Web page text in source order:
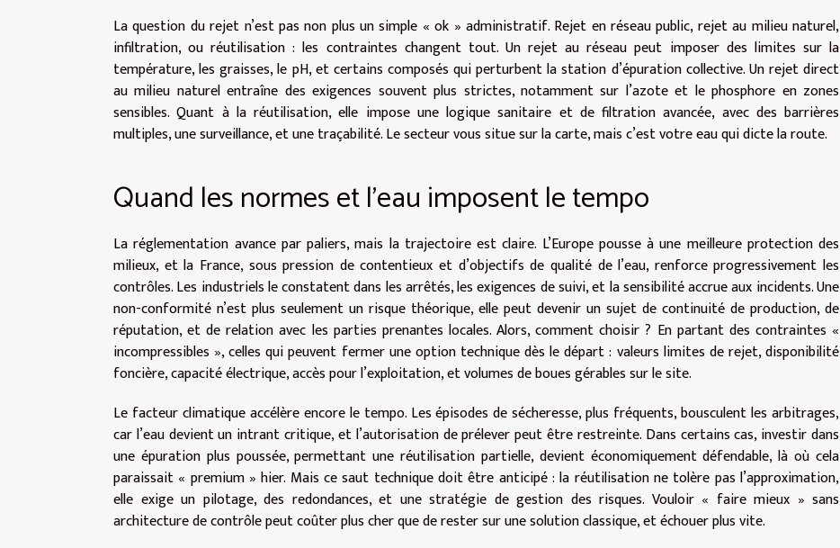
La question du rejet n’est pas non plus un simple « ok » administratif. Rejet en réseau public, rejet au milieu naturel,
infiltration, ou réutilisation : les contraintes changent tout. Un rejet au réseau peut imposer des limites sur la
température, les graisses, le pH, et certains composés qui perturbent la station d’épuration collective. Un rejet direct
au milieu naturel entraîne des exigences souvent plus strictes, notamment sur l’azote et le phosphore en zones
sensibles. Quant à la réutilisation, elle impose une logique sanitaire et de filtration avancée, avec des barrières
multiples, une surveillance, et une traçabilité. Le secteur vous situe sur la carte, mais c’est votre eau qui dicte la route.
Quand les normes et l’eau imposent le tempo
La réglementation avance par paliers, mais la trajectoire est claire. L’Europe pousse à une meilleure protection des
milieux, et la France, sous pression de contentieux et d’objectifs de qualité de l’eau, renforce progressivement les
contrôles. Les industriels le constatent dans les arrêtés, les exigences de suivi, et la sensibilité accrue aux incidents. Une
non-conformité n’est plus seulement un risque théorique, elle peut devenir un sujet de continuité de production, de
réputation, et de relation avec les parties prenantes locales. Alors, comment choisir ? En partant des contraintes «
incompressibles », celles qui peuvent fermer une option technique dès le départ : valeurs limites de rejet, disponibilité
foncière, capacité électrique, accès pour l’exploitation, et volumes de boues gérables sur le site.
Le facteur climatique accélère encore le tempo. Les épisodes de sécheresse, plus fréquents, bousculent les arbitrages,
car l’eau devient un intrant critique, et l’autorisation de prélever peut être restreinte. Dans certains cas, investir dans
une épuration plus poussée, permettant une réutilisation partielle, devient économiquement défendable, là où cela
paraissait « premium » hier. Mais ce saut technique doit être anticipé : la réutilisation ne tolère pas l’approximation,
elle exige un pilotage, des redondances, et une stratégie de gestion des risques. Vouloir « faire mieux » sans
architecture de contrôle peut coûter plus cher que de rester sur une solution classique, et échouer plus vite.